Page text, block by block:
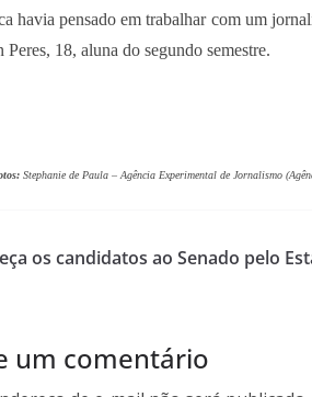
havia pensado em trabalhar com um
Peres, 18, aluna do segundo semestre.
Stephanie de Paula – Agência Experimental de Jornalismo
os candidatos ao Senado pelo
um comentário